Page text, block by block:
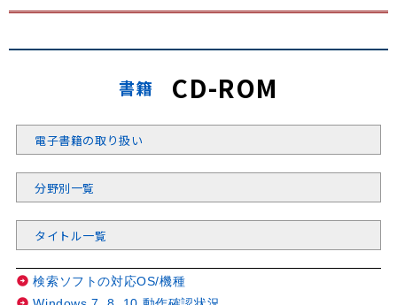
書籍 CD-ROM
電子書籍の取り扱い
分野別一覧
タイトル一覧
検索ソフトの対応OS/機種